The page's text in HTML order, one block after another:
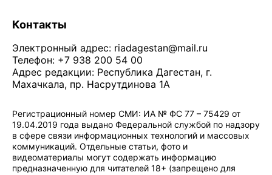
Контакты
Электронный адрес: riadagestan@mail.ru
Телефон: +7 938 200 54 00
Адрес редакции: Республика Дагестан, г.
Махачкала, пр. Насрутдинова 1А
Регистрационный номер СМИ: ИА № ФС 77 – 75429 от
19.04.2019 года выдано Федеральной службой по надзору
в сфере связи информационных технологий и массовых
коммуникаций. Отдельные статьи, фото и
видеоматериалы могут содержать информацию
предназначенную для читателей 18+ (запрещено для